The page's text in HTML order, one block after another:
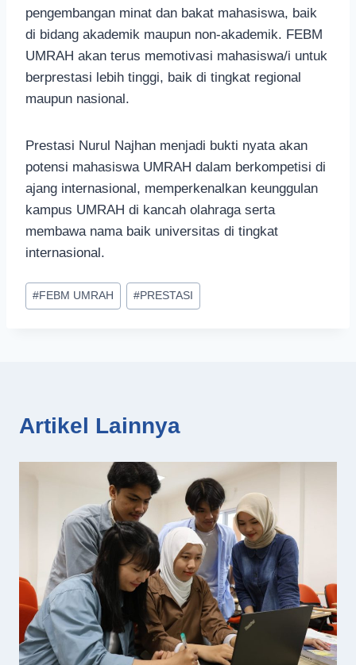
pengembangan minat dan bakat mahasiswa, baik
di bidang akademik maupun non-akademik. FEBM
UMRAH akan terus memotivasi mahasiswa/i untuk
berprestasi lebih tinggi, baik di tingkat regional
maupun nasional.
Prestasi Nurul Najhan menjadi bukti nyata akan
potensi mahasiswa UMRAH dalam berkompetisi di
ajang internasional, memperkenalkan keunggulan
kampus UMRAH di kancah olahraga serta
membawa nama baik universitas di tingkat
internasional.
Post
Tags:
#FEBM UMRAH #PRESTASI
Artikel Lainnya